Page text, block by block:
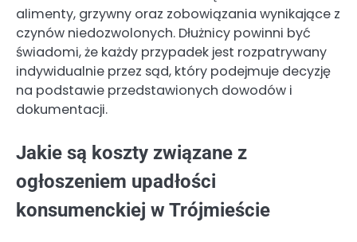
alimenty, grzywny oraz zobowiązania wynikające z
czynów niedozwolonych. Dłużnicy powinni być
świadomi, że każdy przypadek jest rozpatrywany
indywidualnie przez sąd, który podejmuje decyzję
na podstawie przedstawionych dowodów i
dokumentacji.
Jakie są koszty związane z
ogłoszeniem upadłości
konsumenckiej w Trójmieście